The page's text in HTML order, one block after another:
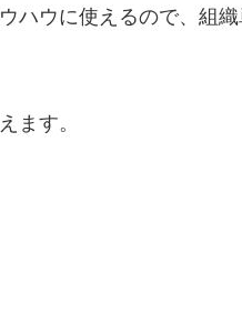
ハウに使えるので、組
ます。